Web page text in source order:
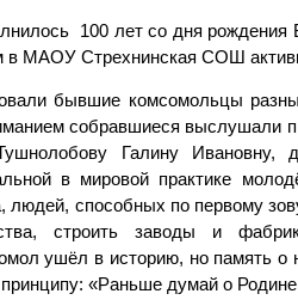
100 лет со дня
в МАОУ Стрехнинская СОШ
бывшие комсомольцы
собравшиеся выслушали
Галину Ивановну,
в мировой практике
людей, способных по первому
строить заводы и
ушёл в историю, но память о
«Раньше думай о